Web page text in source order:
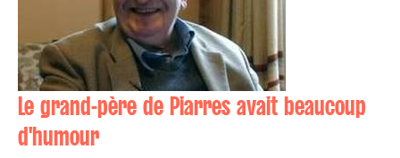
Le grand-père de Piarres avait beaucoup
d'humour